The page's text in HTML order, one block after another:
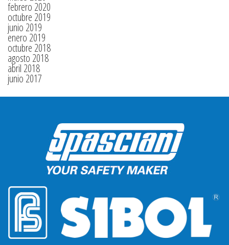
febrero 2020
octubre 2019
junio 2019
enero 2019
octubre 2018
agosto 2018
abril 2018
junio 2017